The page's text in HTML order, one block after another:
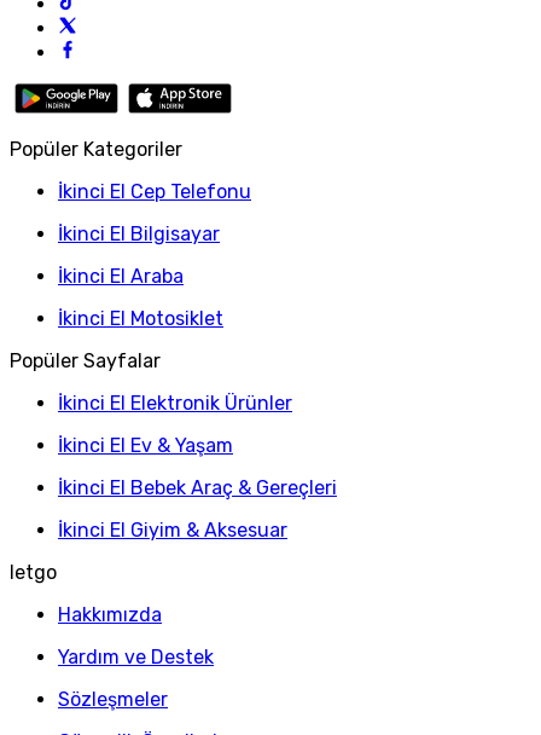
Popüler Kategoriler
İkinci El Cep Telefonu
İkinci El Bilgisayar
İkinci El Araba
İkinci El Motosiklet
Popüler Sayfalar
İkinci El Elektronik Ürünler
İkinci El Ev & Yaşam
İkinci El Bebek Araç & Gereçleri
İkinci El Giyim & Aksesuar
letgo
Hakkımızda
Yardım ve Destek
Sözleşmeler